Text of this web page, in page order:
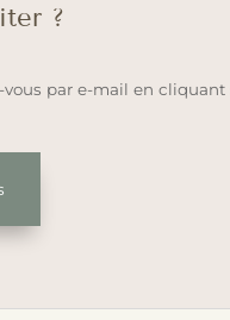
?
par e-mail en cliquant